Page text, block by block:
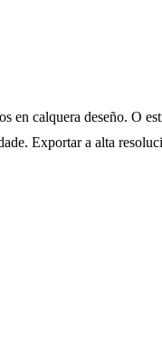
calquera deseño. O
Exportar a alta